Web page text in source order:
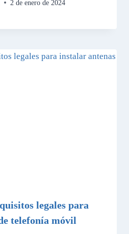
2 de enero de 2024
legales para
telefonía móvil